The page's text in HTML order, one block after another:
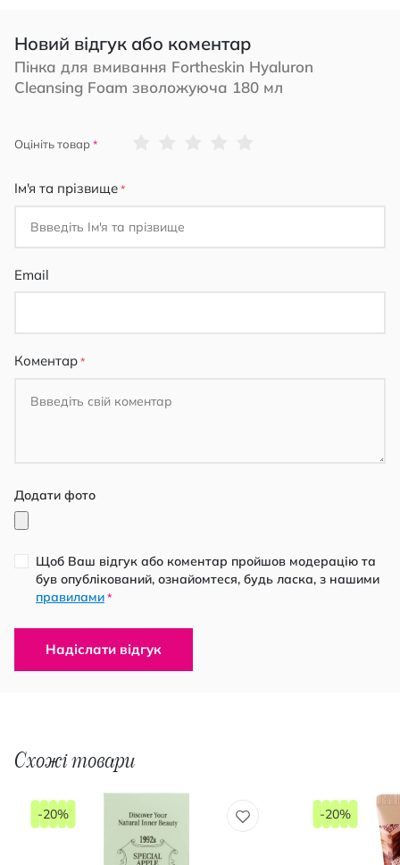
Новий відгук або коментар
Пінка для вмивання Fortheskin Hyaluron
Cleansing Foam зволожуюча 180 мл
Оцініть товар
Ім'я та прізвище
Email
Коментар
Додати фото
Щоб Ваш відгук або коментар пройшов модерацію та
був опублікований, ознайомтеся, будь ласка, з нашими
правилами *
Надіслати відгук
Схожі товари
-20% -20%